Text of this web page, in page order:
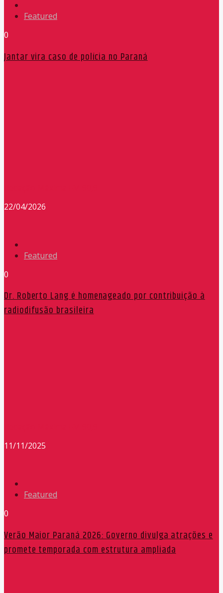
Featured
0
Jantar vira caso de polícia no Paraná
22/04/2026
Featured
0
Dr. Roberto Lang é homenageado por contribuição à
radiodifusão brasileira
11/11/2025
Featured
0
Verão Maior Paraná 2026: Governo divulga atrações e
promete temporada com estrutura ampliada